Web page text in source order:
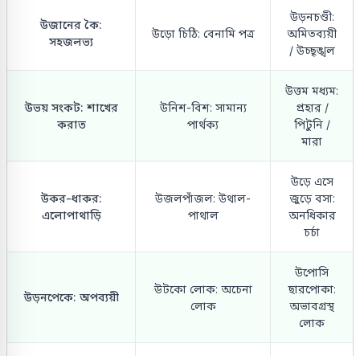
উজানের কৈ:
সহজলভ্য
উড়ো চিঠি: বেনামি পত্র
উড়নচণ্ডী:
অমিতব্যয়ী
/ উচ্ছৃঙ্খল
উভয় সংকট: শাখের
করাত
উনিশ-বিশ: সামান্য
পার্থক্য
উত্তম মধ্যম:
প্রহার /
পিটুনি /
মারা
উকর-ধাকর:
এলোপাথাড়ি
উজলপাঁজল: উথাল-
পাথাল
উড়ে এসে
জুড়ে বসা:
অনধিকার
চর্চা
উড়নপেকে: অপব্যয়ী
উটকো লোক: অচেনা
লোক
উপোসি
ছারপোকা:
অভাবগ্রস্থ
লোক